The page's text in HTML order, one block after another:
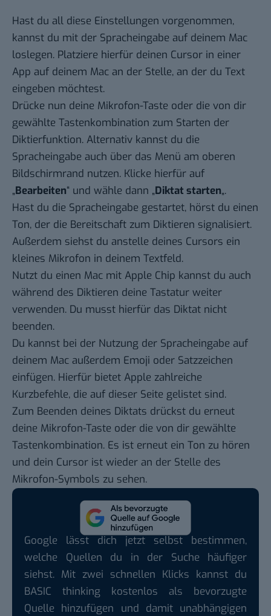
Hast du all diese Einstellungen vorgenommen,
kannst du mit der Spracheingabe auf deinem Mac
loslegen. Platziere hierfür deinen Cursor in einer
App auf deinem Mac an der Stelle, an der du Text
eingeben möchtest.
Drücke nun deine Mikrofon-Taste oder die von dir
gewählte Tastenkombination zum Starten der
Diktierfunktion. Alternativ kannst du die
Spracheingabe auch über das Menü am oberen
Bildschirmrand nutzen. Klicke hierfür auf
„Bearbeiten“ und wähle dann „Diktat starten„.
Hast du die Spracheingabe gestartet, hörst du einen
Ton, der die Bereitschaft zum Diktieren signalisiert.
Außerdem siehst du anstelle deines Cursors ein
kleines Mikrofon in deinem Textfeld.
Nutzt du einen Mac mit Apple Chip kannst du auch
während des Diktieren deine Tastatur weiter
verwenden. Du musst hierfür das Diktat nicht
beenden.
Du kannst bei der Nutzung der Spracheingabe auf
deinem Mac außerdem Emoji oder Satzzeichen
einfügen. Hierfür bietet Apple zahlreiche
Kurzbefehle, die auf dieser Seite gelistet sind.
Zum Beenden deines Diktats drückst du erneut
deine Mikrofon-Taste oder die von dir gewählte
Tastenkombination. Es ist erneut ein Ton zu hören
und dein Cursor ist wieder an der Stelle des
Mikrofon-Symbols zu sehen.
Google lässt dich jetzt selbst bestimmen,
welche Quellen du in der Suche häufiger
siehst. Mit zwei schnellen Klicks kannst du
BASIC thinking kostenlos als bevorzugte
Quelle hinzufügen und damit unabhängigen